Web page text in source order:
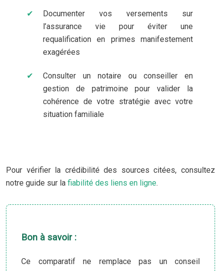
Documenter vos versements sur
l’assurance vie pour éviter une
requalification en primes manifestement
exagérées
Consulter un notaire ou conseiller en
gestion de patrimoine pour valider la
cohérence de votre stratégie avec votre
situation familiale
Pour vérifier la crédibilité des sources citées, consultez
notre guide sur la fiabilité des liens en ligne.
Bon à savoir :
Ce comparatif ne remplace pas un conseil